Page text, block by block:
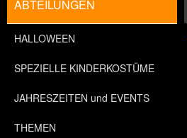
ABTEILUNGEN
HALLOWEEN
SPEZIELLE KINDERKOSTÜME
JAHRESZEITEN und EVENTS
THEMEN